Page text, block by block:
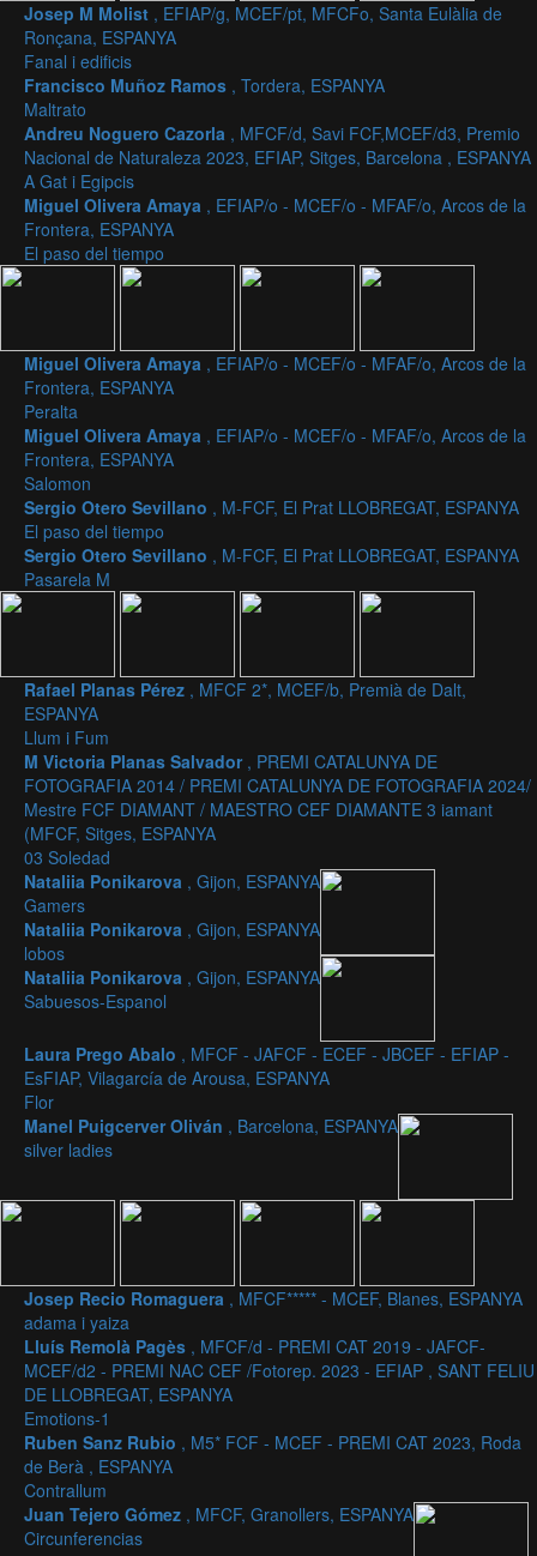
Josep M Molist , EFIAP/g, MCEF/pt, MFCFo, Santa Eulàlia de
Ronçana, ESPANYA
Fanal i edificis
Francisco Muñoz Ramos , Tordera, ESPANYA
Maltrato
Andreu Noguero Cazorla , MFCF/d, Savi FCF,MCEF/d3, Premio
Nacional de Naturaleza 2023, EFIAP, Sitges, Barcelona , ESPANYA
A Gat i Egipcis
Miguel Olivera Amaya , EFIAP/o - MCEF/o - MFAF/o, Arcos de la
Frontera, ESPANYA
El paso del tiempo
Miguel Olivera Amaya , EFIAP/o - MCEF/o - MFAF/o, Arcos de la
Frontera, ESPANYA
Peralta
Miguel Olivera Amaya , EFIAP/o - MCEF/o - MFAF/o, Arcos de la
Frontera, ESPANYA
Salomon
Sergio Otero Sevillano , M-FCF, El Prat LLOBREGAT, ESPANYA
El paso del tiempo
Sergio Otero Sevillano , M-FCF, El Prat LLOBREGAT, ESPANYA
Pasarela M
Rafael Planas Pérez , MFCF 2*, MCEF/b, Premià de Dalt,
ESPANYA
Llum i Fum
M Victoria Planas Salvador , PREMI CATALUNYA DE
FOTOGRAFIA 2014 / PREMI CATALUNYA DE FOTOGRAFIA 2024/
Mestre FCF DIAMANT / MAESTRO CEF DIAMANTE 3 iamant
(MFCF, Sitges, ESPANYA
03 Soledad
Nataliia Ponikarova , Gijon, ESPANYA
Gamers
Nataliia Ponikarova , Gijon, ESPANYA
lobos
Nataliia Ponikarova , Gijon, ESPANYA
Sabuesos-Espanol
Laura Prego Abalo , MFCF - JAFCF - ECEF - JBCEF - EFIAP -
EsFIAP, Vilagarcía de Arousa, ESPANYA
Flor
Manel Puigcerver Oliván , Barcelona, ESPANYA
silver ladies
Josep Recio Romaguera , MFCF***** - MCEF, Blanes, ESPANYA
adama i yaiza
Lluís Remolà Pagès , MFCF/d - PREMI CAT 2019 - JAFCF-
MCEF/d2 - PREMI NAC CEF /Fotorep. 2023 - EFIAP , SANT FELIU
DE LLOBREGAT, ESPANYA
Emotions-1
Ruben Sanz Rubio , M5* FCF - MCEF - PREMI CAT 2023, Roda
de Berà , ESPANYA
Contrallum
Juan Tejero Gómez , MFCF, Granollers, ESPANYA
Circunferencias